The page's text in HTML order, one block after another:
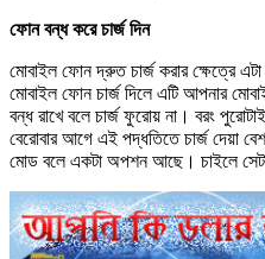
ফোন বন্ধ করে চার্জ দিন
মোবাইল ফোন দ্রুত চার্জ করার ক্ষেত্রে
মোবাইল ফোন চার্জ দিলে এটি আপনার
বন্ধ রাখে বলে চার্জ ফুরোয় না। বরং
বেরোবার আগে এই পদ্ধতিতে চার্জ দেয়া
মোড বলে একটা অপশন আছে। চাইলে